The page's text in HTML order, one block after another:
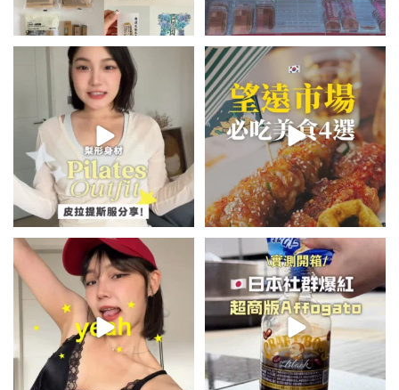
💭留言「美背」傳🔗給你！
🏷️#吉推韓國 🇰🇷
...
48 20
\🇰🇷韓國望遠市場4家必吃美食
😋/
💭留言「望遠市場」傳地址給你
348 59
summer outfit⋆.˚✮🎧✮˚.⋆
夏日穿搭最需要單品！...
755 43
\🇯🇵日本爆紅!超商版Affogato
🍨☕️/
🏷️#吉推日本🇯🇵...
118 26